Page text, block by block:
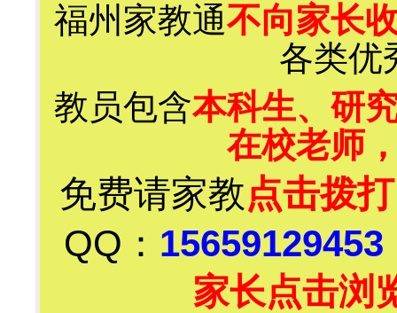
福州家教通不向家长
各类优
教员包含本科生、研
在校老师
免费请家教点击拨打
QQ： 15659129453
家长点击浏